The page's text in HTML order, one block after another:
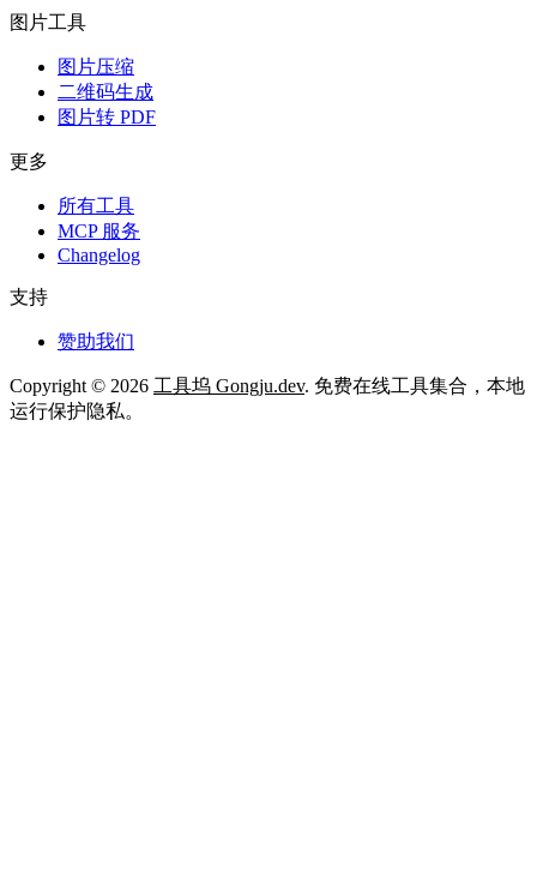
图片工具
图片压缩
二维码生成
图片转 PDF
更多
所有工具
MCP 服务
Changelog
支持
赞助我们
Copyright © 2026 工具坞 Gongju.dev. 免费在线工具集合，本地
运行保护隐私。